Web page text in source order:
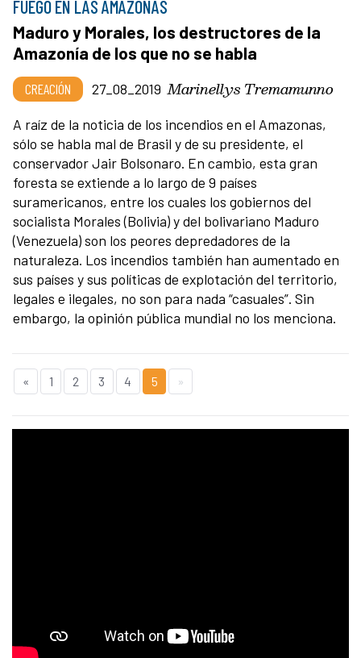
FUEGO EN LAS AMAZONAS
Maduro y Morales, los destructores de la
Amazonía de los que no se habla
CREACIÓN 27_08_2019 Marinellys Tremamunno
A raíz de la noticia de los incendios en el Amazonas,
sólo se habla mal de Brasil y de su presidente, el
conservador Jair Bolsonaro. En cambio, esta gran
foresta se extiende a lo largo de 9 países
suramericanos, entre los cuales los gobiernos del
socialista Morales (Bolivia) y del bolivariano Maduro
(Venezuela) son los peores depredadores de la
naturaleza. Los incendios también han aumentado en
sus países y sus políticas de explotación del territorio,
legales e ilegales, no son para nada “casuales”. Sin
embargo, la opinión pública mundial no los menciona.
« 1 2 3 4 5 »